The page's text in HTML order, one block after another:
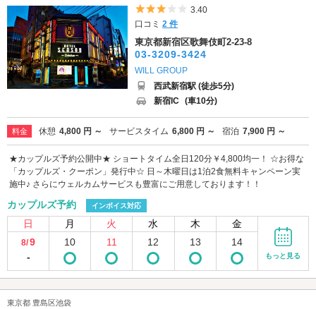
5つ星のうち3
3.40
口コミ2 件
東京都新宿区歌舞伎町2-23-8
03-3209-3424
WILL GROUP
西武新宿駅 (徒歩5分)
新宿IC (車10分)
料金 休憩 4,800 円 ～ サービスタイム 6,800 円 ～ 宿泊 7,900 円 ～
★カップルズ予約公開中★ ショートタイム全日120分￥4,800均一！ ☆お得な
「カップルズ・クーポン」発行中☆ 日～木曜日は1泊2食無料キャンペーン実
施中♪ さらにウェルカムサービスも豊富にご用意しております！！
カップルズ予約 インボイス対応
日 月 火 水 木 金
8/9
-
10 11 12 13 14
もっと見る
東京都 豊島区池袋